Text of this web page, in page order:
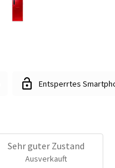
Entsperrtes
Sehr guter Zustand
Ausverkauft